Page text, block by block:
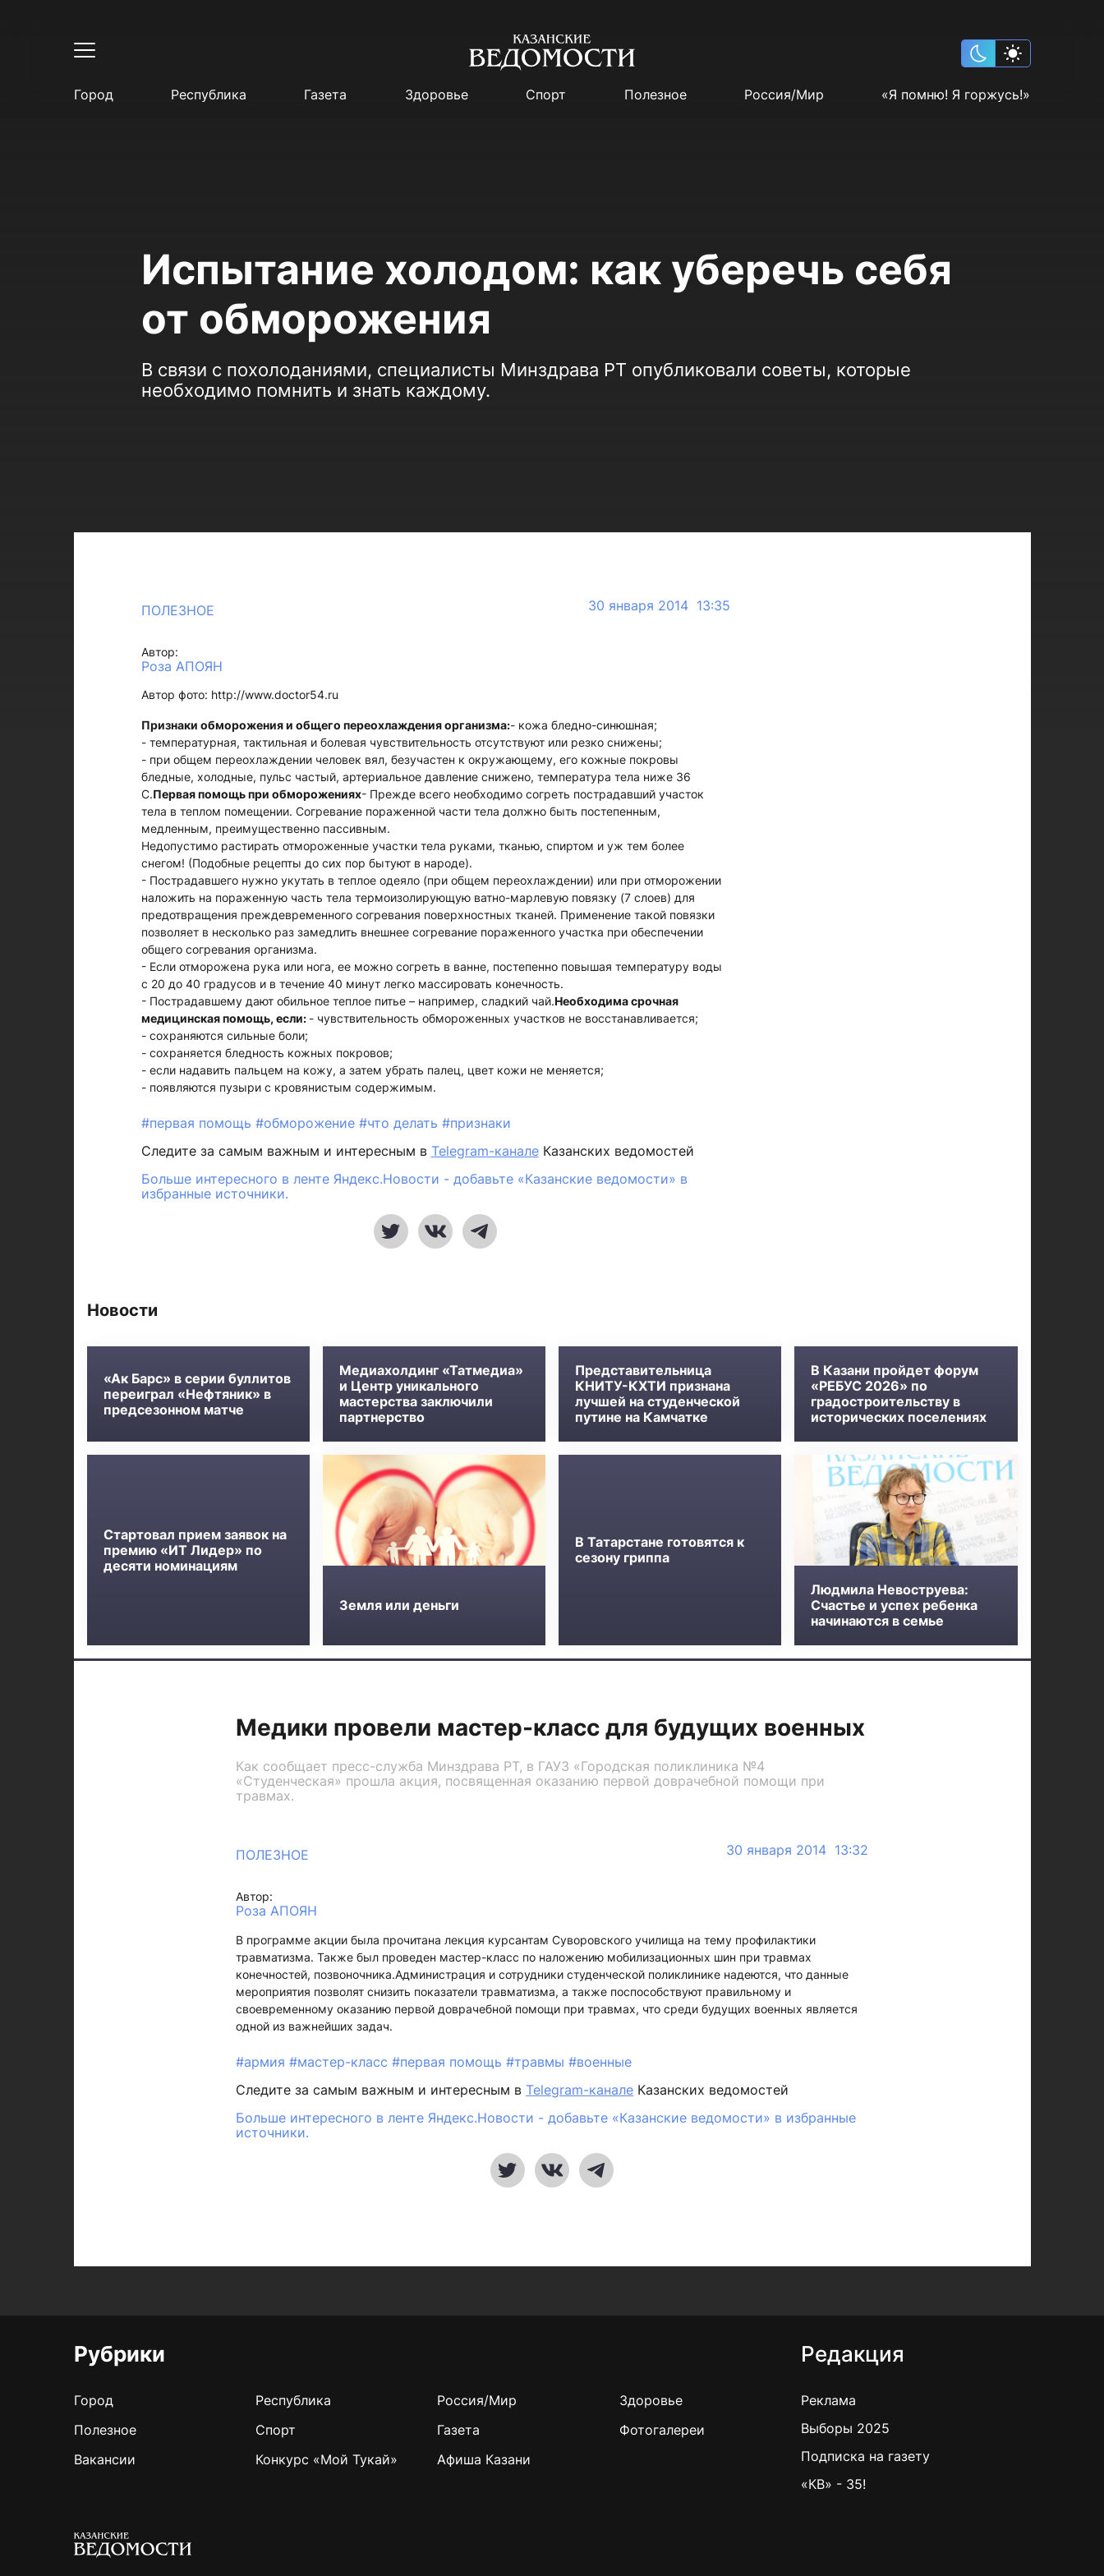
Город Республика Газета Здоровье Спорт Полезное Россия/Мир «Я помню! Я горжусь!»
Испытание холодом: как уберечь себя
от обморожения
В связи с похолоданиями, специалисты Минздрава РТ опубликовали советы, которые
необходимо помнить и знать каждому.
ПОЛЕЗНОЕ 30 января 2014 13:35
Автор:
Роза АПОЯН
Автор фото: http://www.doctor54.ru
Признаки обморожения и общего переохлаждения организма:- кожа бледно-синюшная;
- температурная, тактильная и болевая чувствительность отсутствуют или резко снижены;
- при общем переохлаждении человек вял, безучастен к окружающему, его кожные покровы
бледные, холодные, пульс частый, артериальное давление снижено, температура тела ниже 36
С.Первая помощь при обморожениях- Прежде всего необходимо согреть пострадавший участок
тела в теплом помещении. Согревание пораженной части тела должно быть постепенным,
медленным, преимущественно пассивным.
Недопустимо растирать отмороженные участки тела руками, тканью, спиртом и уж тем более
снегом! (Подобные рецепты до сих пор бытуют в народе).
- Пострадавшего нужно укутать в теплое одеяло (при общем переохлаждении) или при отморожении
наложить на пораженную часть тела термоизолирующую ватно-марлевую повязку (7 слоев) для
предотвращения преждевременного согревания поверхностных тканей. Применение такой повязки
позволяет в несколько раз замедлить внешнее согревание пораженного участка при обеспечении
общего согревания организма.
- Если отморожена рука или нога, ее можно согреть в ванне, постепенно повышая температуру воды
с 20 до 40 градусов и в течение 40 минут легко массировать конечность.
- Пострадавшему дают обильное теплое питье – например, сладкий чай.Необходима срочная
медицинская помощь, если: - чувствительность обмороженных участков не восстанавливается;
- сохраняются сильные боли;
- сохраняется бледность кожных покровов;
- если надавить пальцем на кожу, а затем убрать палец, цвет кожи не меняется;
- появляются пузыри с кровянистым содержимым.
#первая помощь #обморожение #что делать #признаки
Следите за самым важным и интересным в Telegram-каналеКазанских ведомостей
Больше интересного в ленте Яндекс.Новости - добавьте «Казанские ведомости» в
избранные источники.
Новости
«Ак Барс» в серии буллитов
переиграл «Нефтяник» в
предсезонном матче
Медиахолдинг «Татмедиа»
и Центр уникального
мастерства заключили
партнерство
Представительница
КНИТУ-КХТИ признана
лучшей на студенческой
путине на Камчатке
В Казани пройдет форум
«РЕБУС 2026» по
градостроительству в
исторических поселениях
Стартовал прием заявок на
премию «ИТ Лидер» по
десяти номинациям
Земля или деньги
В Татарстане готовятся к
сезону гриппа
Людмила Невоструева:
Счастье и успех ребенка
начинаются в семье
Медики провели мастер-класс для будущих военных
Как сообщает пресс-служба Минздрава РТ, в ГАУЗ «Городская поликлиника №4
«Студенческая» прошла акция, посвященная оказанию первой доврачебной помощи при
травмах.
ПОЛЕЗНОЕ 30 января 2014 13:32
Автор:
Роза АПОЯН
В программе акции была прочитана лекция курсантам Суворовского училища на тему профилактики
травматизма. Также был проведен мастер-класс по наложению мобилизационных шин при травмах
конечностей, позвоночника.Администрация и сотрудники студенческой поликлинике надеются, что данные
мероприятия позволят снизить показатели травматизма, а также поспособствуют правильному и
своевременному оказанию первой доврачебной помощи при травмах, что среди будущих военных является
одной из важнейших задач.
#армия #мастер-класс #первая помощь #травмы #военные
Следите за самым важным и интересным в Telegram-канале Казанских ведомостей
Больше интересного в ленте Яндекс.Новости - добавьте «Казанские ведомости» в избранные
источники.
Рубрики
Город Республика Россия/Мир
Здоровье
Полезное
Спорт Газета
Фотогалереи
Вакансии
Конкурс «Мой Тукай» Афиша Казани
Редакция
Реклама
Выборы 2025
Подписка на газету
«КВ» - 35!